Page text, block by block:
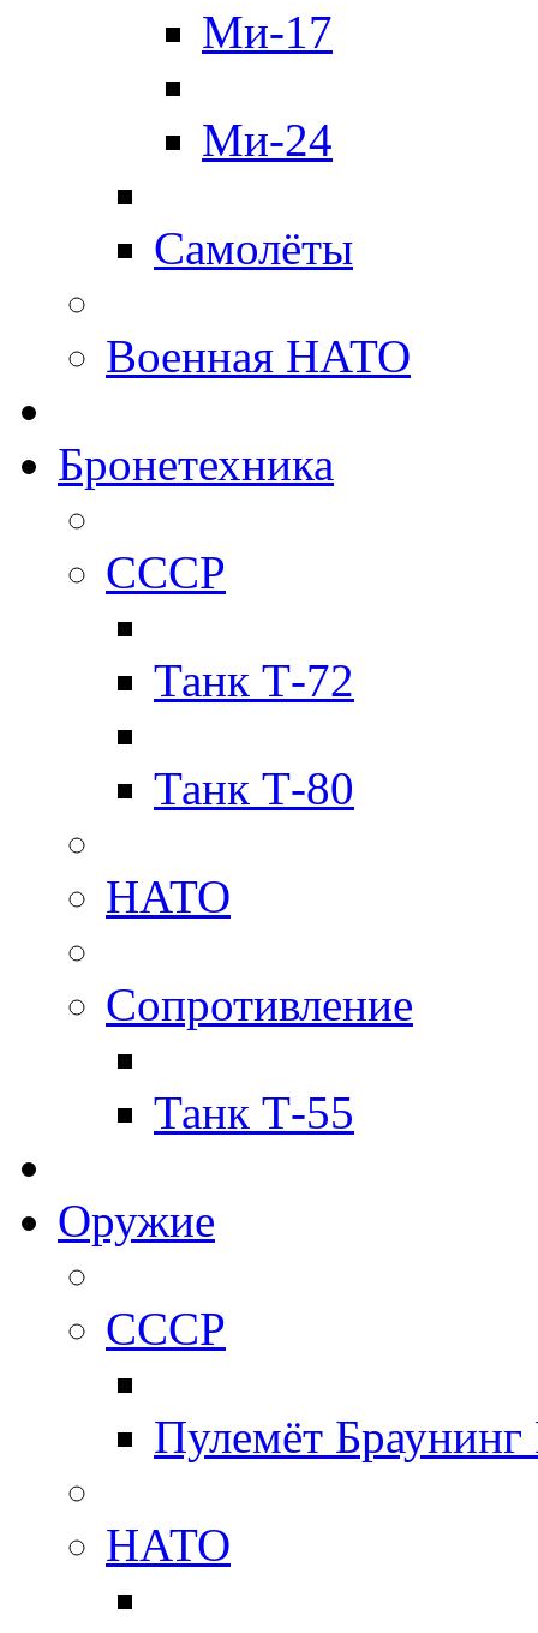
Ми-17
Ми-24
Самолёты
Военная НАТО
Бронетехника
СССР
Танк Т-72
Танк Т-80
НАТО
Сопротивление
Танк Т-55
Оружие
СССР
Пулемёт
НАТО